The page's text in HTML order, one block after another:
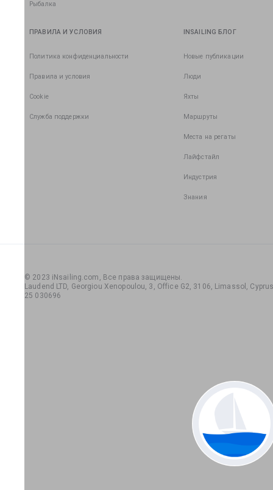
Рыбалка
ПРАВИЛА И УСЛОВИЯ
Политика конфиденциальности
Правила и условия
Cookie
Служба поддержки
INSAILING БЛОГ
Новые публикации
Люди
Яхты
Маршруты
Места на регаты
Лайфстайл
Индустрия
Знания
© 2023 iNsailing.com, Все права защищены.
Laudend LTD, Georgiou Xenopoulou, 3, Office G2, 3106, Limassol,
25 030696